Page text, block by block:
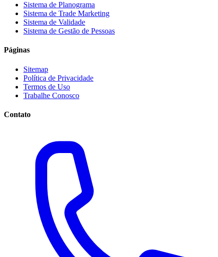
Sistema de Planograma
Sistema de Trade Marketing
Sistema de Validade
Sistema de Gestão de Pessoas
Páginas
Sitemap
Política de Privacidade
Termos de Uso
Trabalhe Conosco
Contato